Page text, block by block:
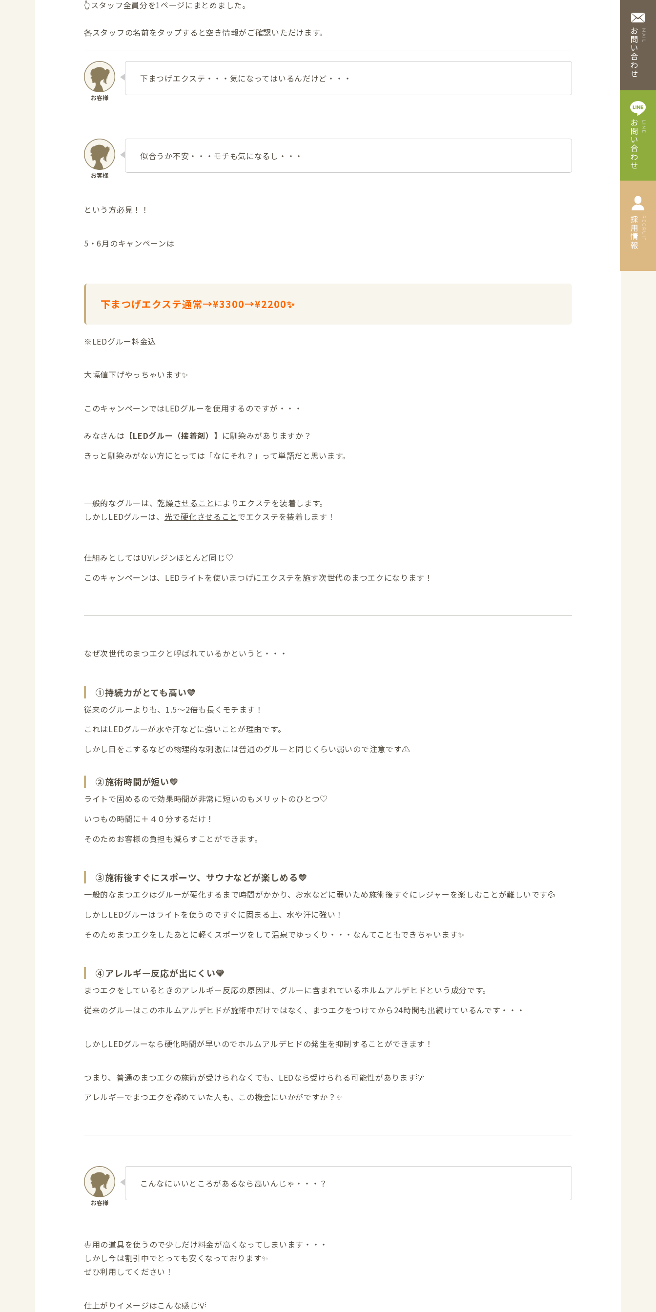
👆スタッフ全員分を1ページにまとめました。
各スタッフの名前をタップすると空き情報がご確認いただけます。
下まつげエクステ・・・気になってはいるんだけど・・・
似合うか不安・・・モチも気になるし・・・
という方必見！！
5・6月のキャンペーンは
下まつげエクステ通常→¥3300→¥2200✨
※LEDグルー料金込
大幅値下げやっちゃいます✨
このキャンペーンではLEDグルーを使用するのですが・・・
みなさんは 【LEDグルー（接着剤）】 に馴染みがありますか？
きっと馴染みがない方にとっては「なにそれ？」って単語だと思います。
一般的なグルーは、乾燥させること によりエクステを装着します。
しかしLEDグルーは、 光で硬化させること でエクステを装着します！
仕組みとしてはUVレジンほとんど同じ♡
このキャンペーンは、LEDライトを使いまつげにエクステを施す次世代のまつエクになります！
なぜ次世代のまつエクと呼ばれているかというと・・・
①持続力がとても高い💛
従来のグルーよりも、1.5～2倍も長くモチます！
これはLEDグルーが水や汗などに強いことが理由です。
しかし目をこするなどの物理的な刺激には普通のグルーと同じくらい弱いので注意です⚠️
②施術時間が短い💛
ライトで固めるので効果時間が非常に短いのもメリットのひとつ♡
いつもの時間に＋４０分するだけ！
そのためお客様の負担も減らすことができます。
③施術後すぐにスポーツ、サウナなどが楽しめる💛
一般的なまつエクはグルーが硬化するまで時間がかかり、お水などに弱いため施術後すぐにレジャーを楽しむことが難しいです💦
しかしLEDグルーはライトを使うのですぐに固まる上、水や汗に強い！
そのためまつエクをしたあとに軽くスポーツをして温泉でゆっくり・・・なんてこともできちゃいます✨
④アレルギー反応が出にくい💛
まつエクをしているときのアレルギー反応の原因は、グルーに含まれているホルムアルデヒドという成分です。
従来のグルーはこのホルムアルデヒドが施術中だけではなく、まつエクをつけてから24時間も出続けているんです・・・
しかしLEDグルーなら硬化時間が早いのでホルムアルデヒドの発生を抑制することができます！
つまり、普通のまつエクの施術が受けられなくても、LEDなら受けられる可能性があります💡
アレルギーでまつエクを諦めていた人も、この機会にいかがですか？✨
こんなにいいところがあるなら高いんじゃ・・・？
専用の道具を使うので少しだけ料金が高くなってしまいます・・・
しかし今は割引中でとっても安くなっております✨
ぜひ利用してください！
仕上がりイメージはこんな感じ💡